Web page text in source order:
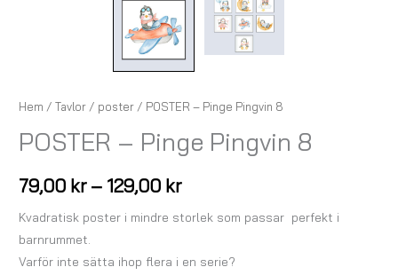
Hem /Tavlor / poster / POSTER – Pinge Pingvin 8
POSTER – Pinge Pingvin 8
79,00 kr – 129,00 kr
Kvadratisk poster i mindre storlek som passar perfekt i
barnrummet.
Varför inte sätta ihop flera i en serie?